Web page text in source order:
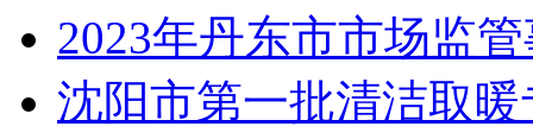
2023年丹东市市场监
沈阳市第一批清洁取